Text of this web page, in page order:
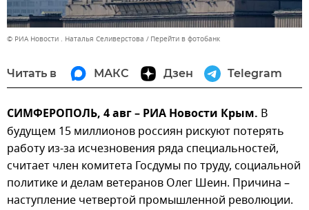
© РИА Новости . Наталья Селиверстова Перейти в фотобанк
Читать в МАКС Дзен Telegram
СИМФЕРОПОЛЬ, 4 авг – РИА Новости Крым. В
будущем 15 миллионов россиян рискуют потерять
работу из-за исчезновения ряда специальностей,
считает член комитета Госдумы по труду, социальной
политике и делам ветеранов Олег Шеин. Причина –
наступление четвертой промышленной революции.